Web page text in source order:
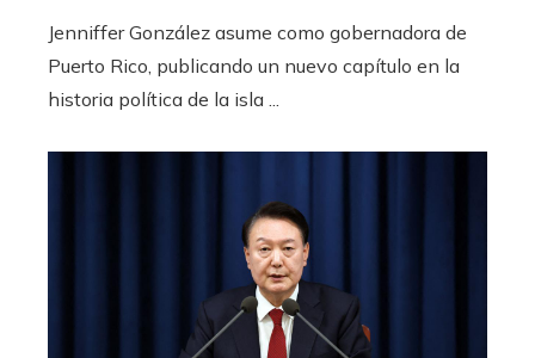
Jenniffer González asume como gobernadora de
Puerto Rico, publicando un nuevo capítulo en la
historia política de la isla ...